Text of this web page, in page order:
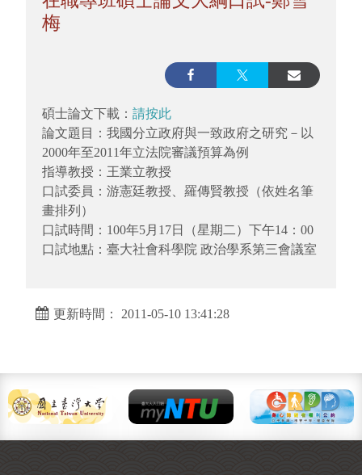
梅
碩士論文下載： 請按此
論文題目：我國分立政府與一致政府之研究－以
2000年至2011年立法院審議預算為例
指導教授：王業立教授
口試委員：游憲廷教授、羅傳賢教授（依姓名筆
畫排列）
口試時間：100年5月17日（星期二）下午14：00
口試地點：臺大社會科學院 政治學系第三會議室
更新時間： 2011-05-10 13:41:28